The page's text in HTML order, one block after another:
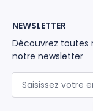
NEWSLETTER
Découvrez toutes
notre newsletter